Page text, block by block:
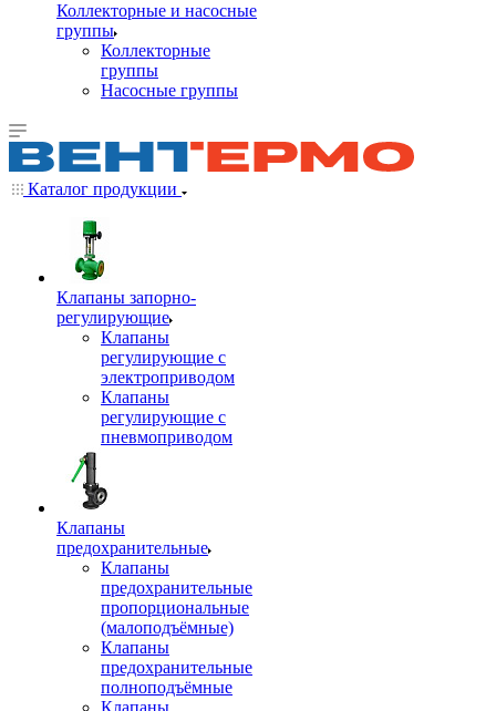
Коллекторные и насосные
группы
Коллекторные
группы
Насосные группы
Каталог продукции
Клапаны запорно-
регулирующие
Клапаны
регулирующие с
электроприводом
Клапаны
регулирующие с
пневмоприводом
Клапаны
предохранительные
Клапаны
предохранительные
пропорциональные
(малоподъёмные)
Клапаны
предохранительные
полноподъёмные
Клапаны